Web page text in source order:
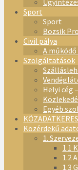
Sport
Sport
Bozsik
Civil pálya
A
Szolgáltatások
Helyi cég
Egyéb
Közérdekű
1.
1.1
1.2
1.3